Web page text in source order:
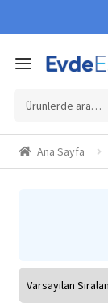
Ara:
Ana Sayfa